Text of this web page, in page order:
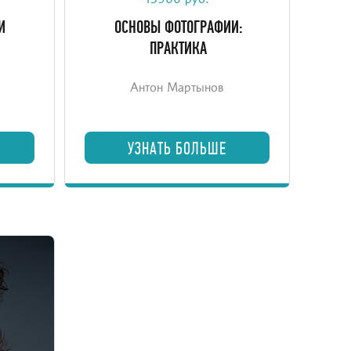
закончивших базовый курс основ.
ОСНОВЫ ФОТОГРАФИИ:
ПРАКТИКА
Антон Мартынов
УЗНАТЬ БОЛЬШЕ